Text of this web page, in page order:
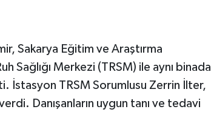
Sakarya Eğitim ve Araştırma
Sağlığı Merkezi (TRSM) ile aynı binada
İstasyon TRSM Sorumlusu Zerrin İlter,
Danışanların uygun tanı ve tedavi